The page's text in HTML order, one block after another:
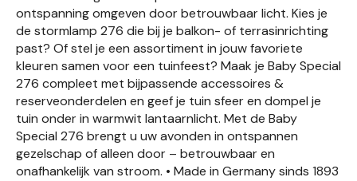
ontspanning omgeven door betrouwbaar licht. Kies je
de stormlamp 276 die bij je balkon- of terrasinrichting
past? Of stel je een assortiment in jouw favoriete
kleuren samen voor een tuinfeest? Maak je Baby Special
276 compleet met bijpassende accessoires &
reserveonderdelen en geef je tuin sfeer en dompel je
tuin onder in warmwit lantaarnlicht. Met de Baby
Special 276 brengt u uw avonden in ontspannen
gezelschap of alleen door – betrouwbaar en
onafhankelijk van stroom. • Made in Germany sinds 1893